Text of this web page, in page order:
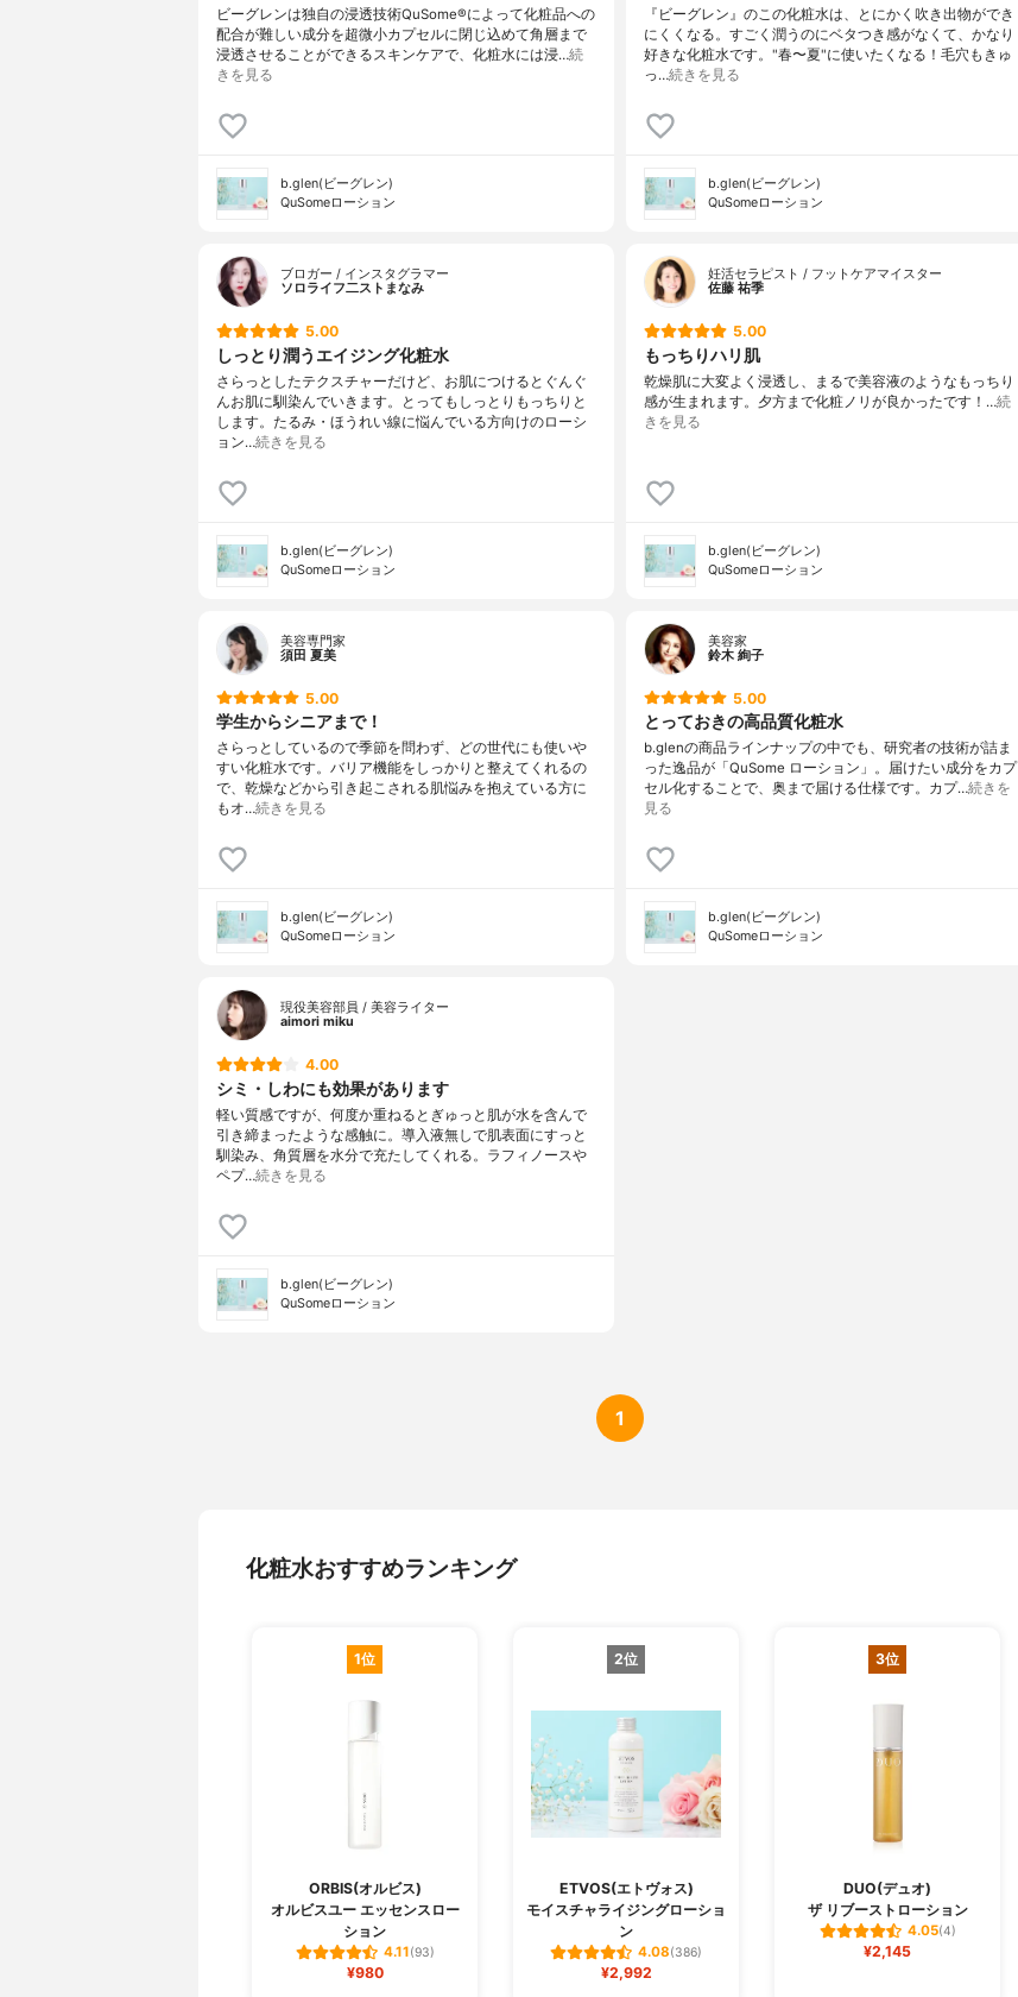
ビーグレンは独自の浸透技術QuSome®︎によって化粧品への
配合が難しい成分を超微小カプセルに閉じ込めて角層まで
浸透させることができるスキンケアで、化粧水には浸…続
きを見る
b.glen(ビーグレン)
QuSomeローション
『ビーグレン』のこの化粧水は、とにかく吹き出物ができ
にくくなる。すごく潤うのにベタつき感がなくて、かなり
好きな化粧水です。"春〜夏"に使いたくなる！毛穴もきゅ
っ…続きを見る
b.glen(ビーグレン)
QuSomeローション
ブロガー / インスタグラマー
ソロライフ二ストまなみ
5.00
しっとり潤うエイジング化粧水
さらっとしたテクスチャーだけど、お肌につけるとぐんぐ
んお肌に馴染んでいきます。とってもしっとりもっちりと
します。たるみ・ほうれい線に悩んでいる方向けのローシ
ョン…続きを見る
b.glen(ビーグレン)
QuSomeローション
妊活セラピスト / フットケアマイスター
佐藤 祐季
5.00
もっちりハリ肌
乾燥肌に大変よく浸透し、まるで美容液のようなもっちり
感が生まれます。夕方まで化粧ノリが良かったです！…続
きを見る
b.glen(ビーグレン)
QuSomeローション
美容専門家
須田 夏美
5.00
学生からシニアまで！
さらっとしているので季節を問わず、どの世代にも使いや
すい化粧水です。バリア機能をしっかりと整えてくれるの
で、乾燥などから引き起こされる肌悩みを抱えている方に
もオ…続きを見る
b.glen(ビーグレン)
QuSomeローション
美容家
鈴木 絢子
5.00
とっておきの高品質化粧水
b.glenの商品ラインナップの中でも、研究者の技術が詰ま
った逸品が「QuSome ローション」。届けたい成分をカプ
セル化することで、奥まで届ける仕様です。カプ…続きを
見る
b.glen(ビーグレン)
QuSomeローション
現役美容部員 / 美容ライター
aimori miku
4.00
シミ・しわにも効果があります
軽い質感ですが、何度か重ねるとぎゅっと肌が水を含んで
引き締まったような感触に。導入液無しで肌表面にすっと
馴染み、角質層を水分で充たしてくれる。ラフィノースや
ペプ…続きを見る
b.glen(ビーグレン)
QuSomeローション
1
化粧水おすすめランキング
1位
ORBIS(オルビス)
オルビスユー エッセンスロー
ション
4.11(93)
¥980
2位
ETVOS(エトヴォス)
モイスチャライジングローショ
ン
4.08(386)
¥2,992
3位
DUO(デュオ)
ザ リブーストローション
4.05(4)
¥2,145